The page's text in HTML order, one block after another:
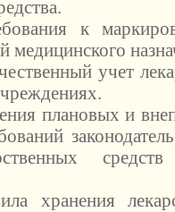
к
медицинского
учет
плановых и
хранения